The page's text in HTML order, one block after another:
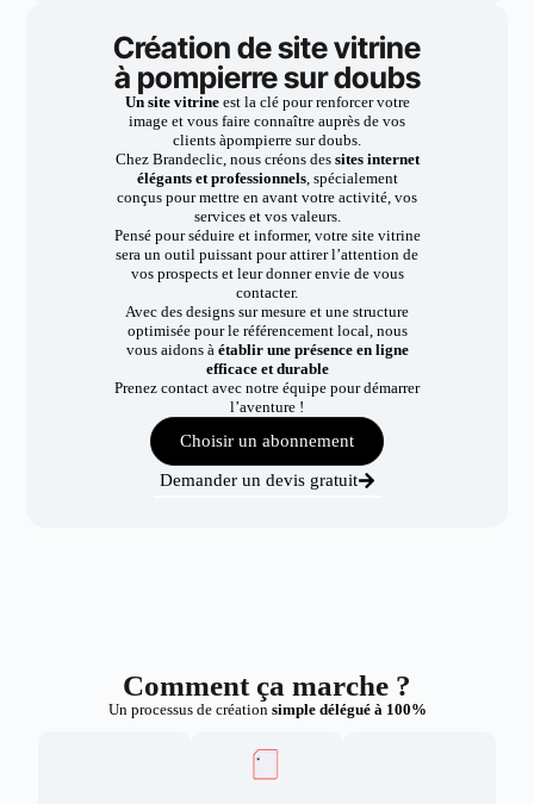
Création de site vitrine
à pompierre sur doubs
Un site vitrineest la clé pour renforcer votre
image et vous faire connaître auprès de vos
clients àpompierre sur doubs.
Chez Brandeclic, nous créons dessites internet
élégants et professionnels, spécialement
conçus pour mettre en avant votre activité, vos
services et vos valeurs.
Pensé pour séduire et informer, votre site vitrine
sera un outil puissant pour attirer l’attention de
vos prospects et leur donner envie de vous
contacter.
Avec des designs sur mesure et une structure
optimisée pour le référencement local, nous
vous aidons à établir une présence en ligne
efficace et durable
Prenez contact avec notre équipe pour démarrer
l’aventure !
Choisir un abonnement
Demander un devis gratuit
Comment ça marche ?
Un processus de création simple délégué à 100%